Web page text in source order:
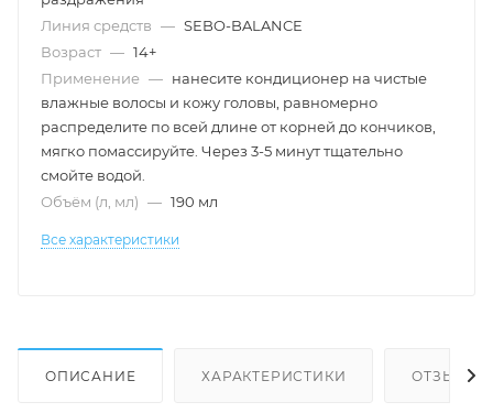
Линия средств — SEBO-BALANCE
Возраст — 14+
Применение — нанесите кондиционер на чистые
влажные волосы и кожу головы, равномерно
распределите по всей длине от корней до кончиков,
мягко помассируйте. Через 3-5 минут тщательно
смойте водой.
Объём (л, мл) — 190 мл
Все характеристики
ОПИСАНИЕ ХАРАКТЕРИСТИКИ ОТЗЫВЫ